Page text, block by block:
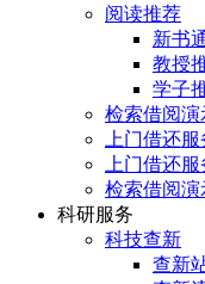
阅读推荐
新书
教授
学子
检索借阅演
上门借还服
上门借还服
检索借阅演
科研服务
科技查新
查新